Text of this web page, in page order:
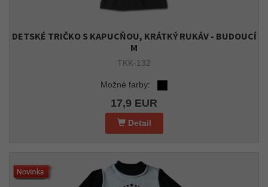
DETSKÉ TRIČKO S KAPUCŇOU, KRÁTKÝ RUKÁV - BUDOUCÍ
M
TKK-132
Možné farby:
17,9 EUR
Detail